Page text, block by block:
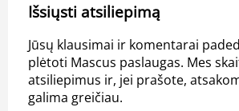
Išsiųsti atsiliepimą
Jūsų klausimai ir komentarai
plėtoti Mascus paslaugas. Mes
atsiliepimus ir, jei prašote,
galima greičiau.